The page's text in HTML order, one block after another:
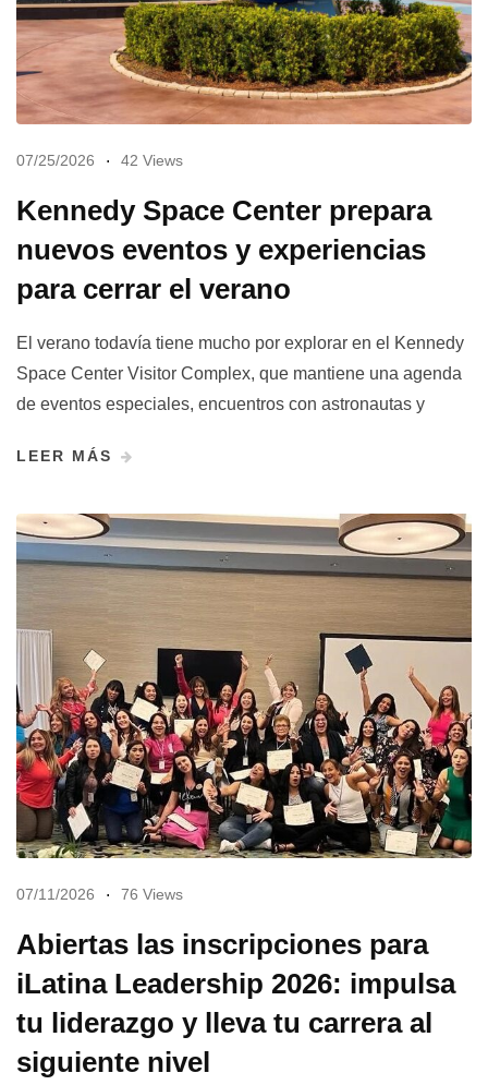
07/25/2026 42 Views
Kennedy Space Center prepara
nuevos eventos y experiencias
para cerrar el verano
El verano todavía tiene mucho por explorar en el Kennedy
Space Center Visitor Complex, que mantiene una agenda
de eventos especiales, encuentros con astronautas y
LEER MÁS
07/11/2026 76 Views
Abiertas las inscripciones para
iLatina Leadership 2026: impulsa
tu liderazgo y lleva tu carrera al
siguiente nivel